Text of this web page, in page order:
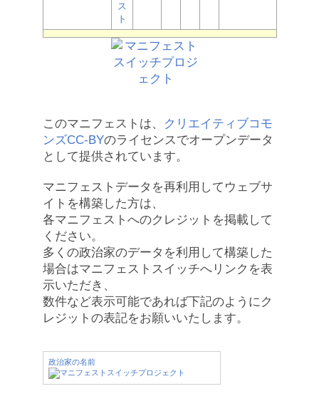
ス
ト
このマニフェストは、
クリエイティブコモ
ンズCC-BYのライセンスでオープンデータ
として提供されています。
マニフェストデータを再利用してウェブサ
イトを構築した方は、
各マニフェストへのクレジットを掲載して
ください。
多くの政治家のデータを利用して構築した
場合はマニフェストスイッチへリンクを表
示いただき、
数件など表示可能であれば下記のようにク
レジットの表記をお願いいたします。
政治家の名前